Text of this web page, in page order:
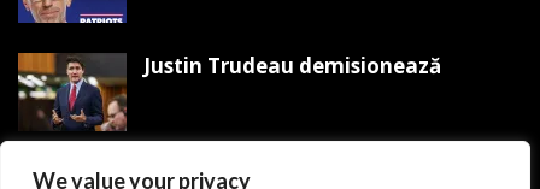
We value your privacy
Justin Trudeau demisionează
Trump organizează Mitingul